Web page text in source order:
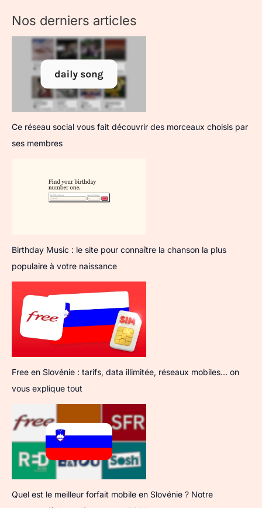
Nos derniers articles
Ce réseau social vous fait découvrir des morceaux choisis par
ses membres
Birthday Music : le site pour connaître la chanson la plus
populaire à votre naissance
Free en Slovénie : tarifs, data illimitée, réseaux mobiles… on
vous explique tout
Quel est le meilleur forfait mobile en Slovénie ? Notre